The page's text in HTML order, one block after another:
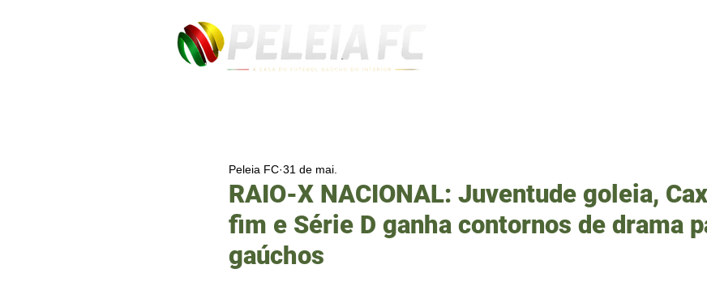
RAIO-X NACIONAL: Juventude goleia,
fim e Série D ganha contornos de drama
gaúchos
Peleia FC 31 de mai.